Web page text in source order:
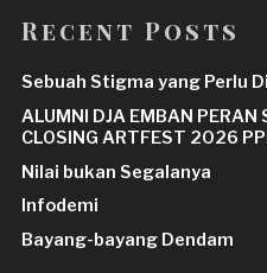
Recent Posts
Sebuah Stigma yang Perlu
ALUMNI DJA EMBAN PERAN
CLOSING ARTFEST 2026
Nilai bukan Segalanya
Infodemi
Bayang-bayang Dendam